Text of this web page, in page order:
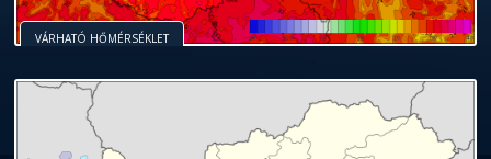
VÁRHATÓ HŐMÉRSÉKLET